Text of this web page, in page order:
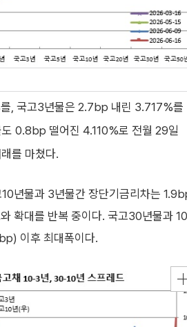
, 국고3년물은 2.7bp 내린 3.717%를
0.8bp 떨어진 4.110%로 전월 29일
를 마쳤다.
년물과 3년물간 장단기금리차는
확대를 반복 중이다. 국고30년물과 10
이후 최대폭이다.